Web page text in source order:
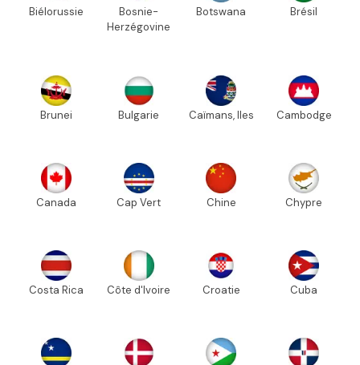
Biélorussie
Bosnie-
Herzégovine
Botswana Brésil
Brunei Bulgarie Caïmans, Iles Cambodge
Canada Cap Vert Chine Chypre
Costa Rica Côte d'Ivoire Croatie Cuba